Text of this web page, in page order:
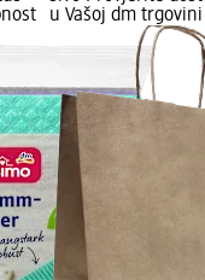
u Vašoj dm trgovini